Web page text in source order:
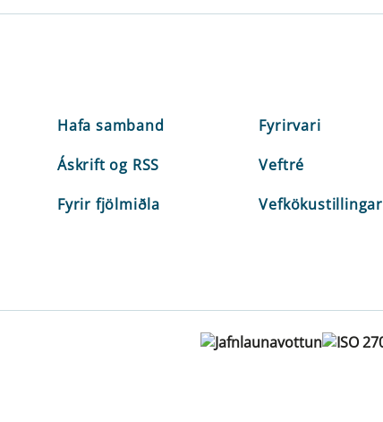
Hafa samband
Áskrift og RSS
Fyrir fjölmiðla
Fyrirvari
Veftré
Vefkökustillingar